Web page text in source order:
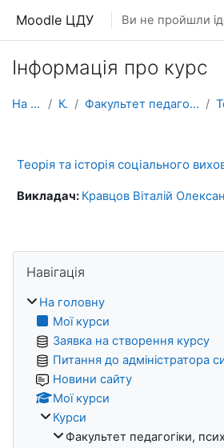
Moodle ЦДУ Ви не пройшли
Інформація про курс
На головну Курси Факультет педагогіки, психології та мистецтв
Теорія та історія соціального
Викладач: Кравцов Віталій
Блоки
Навігація
На головну
Мої курси
Заявка на створення курсу
Питання до адміністратора
Новини сайту
Мої курси
Курси
Факультет педагогіки,